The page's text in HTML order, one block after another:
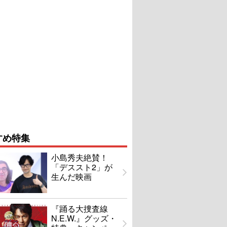
特集
小島秀夫絶賛！
「デススト2」が
生んだ映画
『踊る大捜査線
N.E.W.』グッズ・